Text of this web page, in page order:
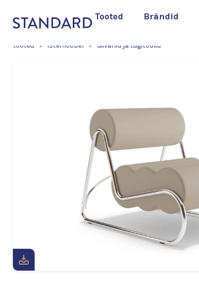
Tooted Brändid
tooted > istemööbel > diivanid ja tugitoolid